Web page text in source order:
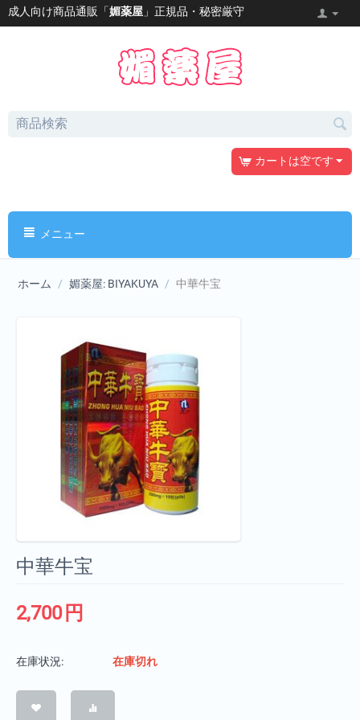
成人向け商品通販「媚薬屋 」正規品・秘密厳守
カートは空です
メニュー
ホーム / 媚薬屋: BIYAKUYA / 中華牛宝
中華牛宝
2,700 円
在庫状況: 在庫切れ